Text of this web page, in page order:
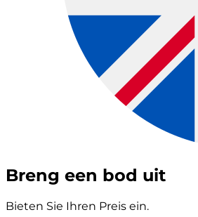
Breng een bod uit
Bieten Sie Ihren Preis ein.